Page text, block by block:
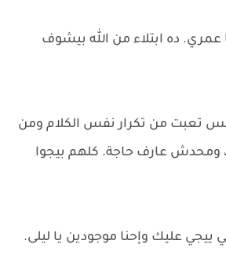
ده ابتلاء من الله بيشوف
تعبت من تكرار نفس الكلام ومن
ومحدش عارف حاجة. كلهم بيجوا
ييجي عليك وإحنا موجودين يا ليلى.